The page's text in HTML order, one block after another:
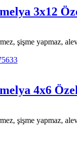
3x12
şişme yapmaz,
4x6
şişme yapmaz,